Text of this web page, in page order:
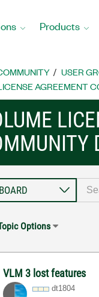
Products
USER
AGREEMENT
Options
VLM 3 lost features
dt1804